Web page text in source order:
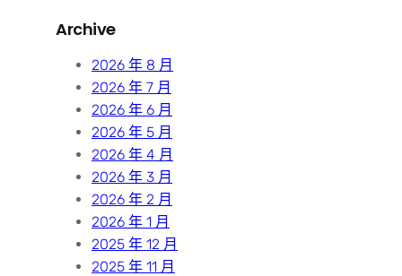
c
Archive
2026 年 8 月
2026 年 7 月
2026 年 6 月
2026 年 5 月
2026 年 4 月
2026 年 3 月
2026 年 2 月
2026 年 1 月
2025 年 12 月
2025 年 11 月